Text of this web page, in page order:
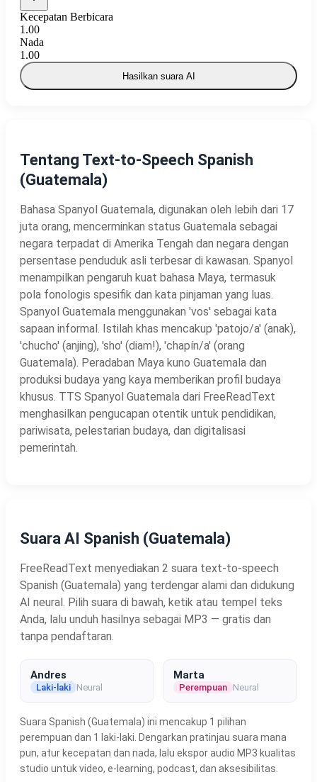
Kecepatan Berbicara
1.00
Nada
1.00
Hasilkan suara AI
Tentang Text-to-Speech Spanish
(Guatemala)
Bahasa Spanyol Guatemala, digunakan oleh lebih dari 17
juta orang, mencerminkan status Guatemala sebagai
negara terpadat di Amerika Tengah dan negara dengan
persentase penduduk asli terbesar di kawasan. Spanyol
menampilkan pengaruh kuat bahasa Maya, termasuk
pola fonologis spesifik dan kata pinjaman yang luas.
Spanyol Guatemala menggunakan 'vos' sebagai kata
sapaan informal. Istilah khas mencakup 'patojo/a' (anak),
'chucho' (anjing), 'sho' (diam!), 'chapín/a' (orang
Guatemala). Peradaban Maya kuno Guatemala dan
produksi budaya yang kaya memberikan profil budaya
khusus. TTS Spanyol Guatemala dari FreeReadText
menghasilkan pengucapan otentik untuk pendidikan,
pariwisata, pelestarian budaya, dan digitalisasi
pemerintah.
Suara AI Spanish (Guatemala)
FreeReadText menyediakan 2 suara text-to-speech
Spanish (Guatemala) yang terdengar alami dan didukung
AI neural. Pilih suara di bawah, ketik atau tempel teks
Anda, lalu unduh hasilnya sebagai MP3 — gratis dan
tanpa pendaftaran.
Andres
Laki-laki Neural
Marta
Perempuan Neural
Suara Spanish (Guatemala) ini mencakup 1 pilihan
perempuan dan 1 laki-laki. Dengarkan pratinjau suara mana
pun, atur kecepatan dan nada, lalu ekspor audio MP3 kualitas
studio untuk video, e-learning, podcast, dan aksesibilitas.